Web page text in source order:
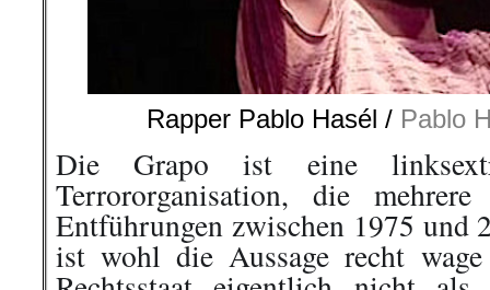
Rapper Pablo Hasél /Pablo
Die Grapo ist eine
Terrororganisation, die
Entführungen zwischen 1975 und
ist wohl die Aussage recht